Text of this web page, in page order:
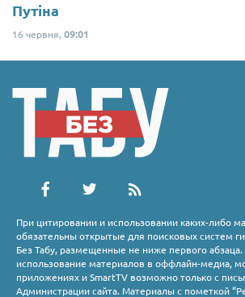
Путіна
16 червня, 09:01
При цитировании и использовании каких-либо
обязательны открытые для поисковых систем
Без Табу, размещенные не ниже первого
использование материалов в оффлайн-медиа,
приложениях и SmartTV возможно только с
Администрации сайта. Материалы с пометкой